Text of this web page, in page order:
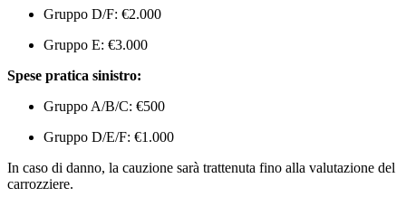
Gruppo D/F: €2.000
Gruppo E: €3.000
Spese pratica sinistro:
Gruppo A/B/C: €500
Gruppo D/E/F: €1.000
In caso di danno, la cauzione sarà trattenuta fino alla valutazione del
carrozziere.